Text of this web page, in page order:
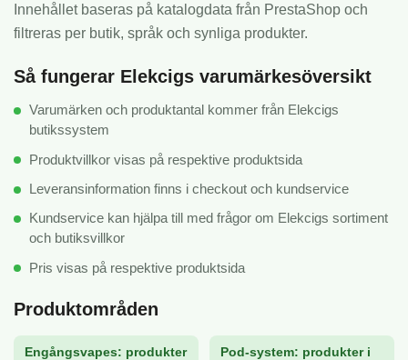
Innehållet baseras på katalogdata från PrestaShop och
filtreras per butik, språk och synliga produkter.
Så fungerar Elekcigs varumärkesöversikt
Varumärken och produktantal kommer från Elekcigs
butikssystem
Produktvillkor visas på respektive produktsida
Leveransinformation finns i checkout och kundservice
Kundservice kan hjälpa till med frågor om Elekcigs sortiment
och butiksvillkor
Pris visas på respektive produktsida
Produktområden
Engångsvapes: produkter
Pod-system: produkter i